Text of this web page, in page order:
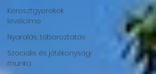
Keresztgyerekek
levélcíme
Nyaralás, táboroztatás
Szociális és jótékonysági
munka